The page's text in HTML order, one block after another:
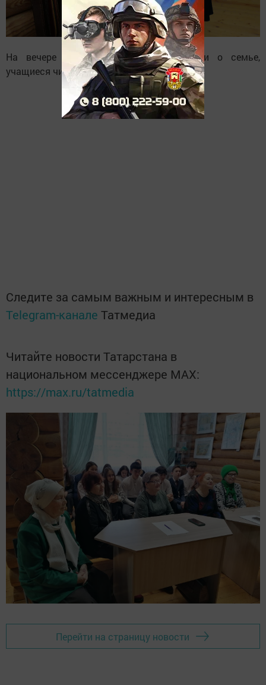
На вечере звучали пословицы и песни о семье,
учащиеся читали сочинения о своей семье.
Следите за самым важным и интересным в
Telegram-канале Татмедиа
Читайте новости Татарстана в
национальном мессенджере MАХ:
https://max.ru/tatmedia
Перейти на страницу новости